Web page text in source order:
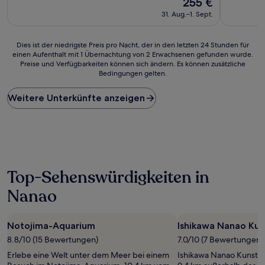
Bewertungen)
Preis
beträgt
31. Aug.–1. Sept.
Dies
ist
Preis
pro
Nacht,
für
einen
Aufenthalt
mit
von
2 Erwachsenen
gefunden
wurde.
Dies ist der niedrigste Preis pro Nacht, der in den letzten 24 Stunden für
einen Aufenthalt mit 1 Übernachtung von 2 Erwachsenen gefunden wurde.
Preise und Verfügbarkeiten können sich ändern. Es können zusätzliche
Bedingungen gelten.
Weitere Unterkünfte anzeigen
Top-Sehenswürdigkeiten in
Nanao
Notojima-Aquarium
8.8/10 (15 Bewertungen)
Erlebe eine Welt unter dem Meer bei einem
Ishikawa Nanao
7.0/10 (7 Bewertungen)
Ishikawa Nanao